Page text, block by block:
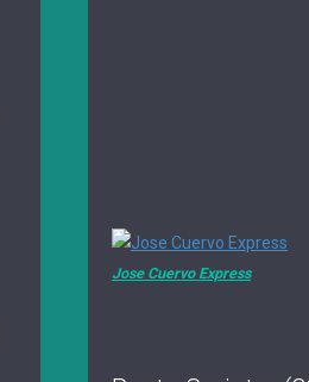
Jose Cuervo Express